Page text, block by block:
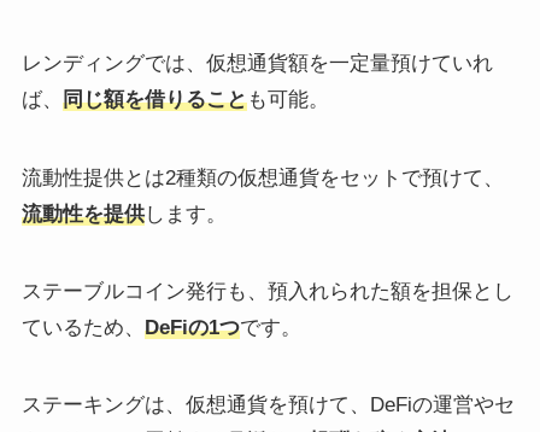
レンディングでは、仮想通貨額を一定量預けていれ
ば、 同じ額を借りることも可能。
流動性提供とは2種類の仮想通貨をセットで預けて、
流動性を提供します。
ステーブルコイン発行も、預入れられた額を担保とし
ているため、 DeFiの1つです。
ステーキングは、仮想通貨を預けて、DeFiの運営やセ